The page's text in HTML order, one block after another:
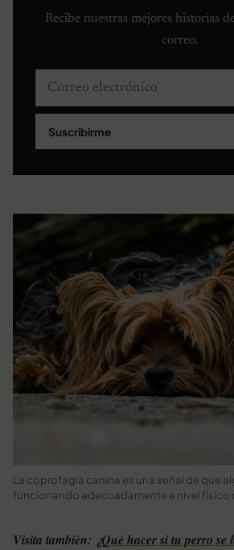
Recibe nuestras mejores historias
correo.
Correo electrónico
Suscribirme
La coprofagia canina es una señal de que
funcionando adecuadamente a nivel
Visita también: ¿Qué hacer si tu perro se